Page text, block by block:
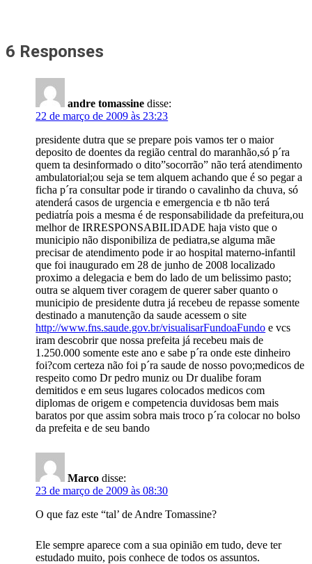
6 Responses
andre tomassine disse:
22 de março de 2009 às 23:23
presidente dutra que se prepare pois vamos ter o maior
deposito de doentes da região central do maranhão,só p´ra
quem ta desinformado o dito”socorrão” não terá atendimento
ambulatorial;ou seja se tem alquem achando que é so pegar a
ficha p´ra consultar pode ir tirando o cavalinho da chuva, só
atenderá casos de urgencia e emergencia e tb não terá
pediatría pois a mesma é de responsabilidade da prefeitura,ou
melhor de IRRESPONSABILIDADE haja visto que o
municipio não disponibiliza de pediatra,se alguma mãe
precisar de atendimento pode ir ao hospital materno-infantil
que foi inaugurado em 28 de junho de 2008 localizado
proximo a delegacia e bem do lado de um belissimo pasto;
outra se alquem tiver coragem de querer saber quanto o
municipio de presidente dutra já recebeu de repasse somente
destinado a manutenção da saude acessem o site
http://www.fns.saude.gov.br/visualisarFundoaFundo e vcs
iram descobrir que nossa prefeita já recebeu mais de
1.250.000 somente este ano e sabe p´ra onde este dinheiro
foi?com certeza não foi p´ra saude de nosso povo;medicos de
respeito como Dr pedro muniz ou Dr dualibe foram
demitidos e em seus lugares colocados medicos com
diplomas de origem e competencia duvidosas bem mais
baratos por que assim sobra mais troco p´ra colocar no bolso
da prefeita e de seu bando
Marco disse:
23 de março de 2009 às 08:30
O que faz este “tal’ de Andre Tomassine?
Ele sempre aparece com a sua opinião em tudo, deve ter
estudado muito, pois conhece de todos os assuntos.